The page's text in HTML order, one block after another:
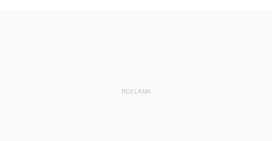
REKLAMA